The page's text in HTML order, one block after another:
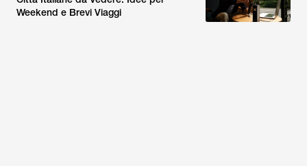
Weekend e Brevi Viaggi